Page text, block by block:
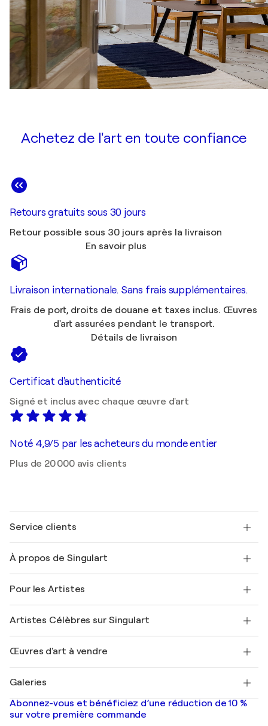
Achetez de l'art en toute confiance
Retours gratuits sous 30 jours
Retour possible sous 30 jours après la livraison
En savoir plus
Livraison internationale. Sans frais supplémentaires.
Frais de port, droits de douane et taxes inclus. Œuvres
d'art assurées pendant le transport.
Détails de livraison
Certificat d'authenticité
Signé et inclus avec chaque œuvre d'art
Noté 4,9/5 par les acheteurs du monde entier
Plus de 20 000 avis clients
Service clients
Expédition
Offrir une carte cadeau
Rejoignez notre programme commercial
Mon compte
+33 1 76 44 06 42
À propos de Singulart
FAQ
Magazine Singulart
Emplois
Découvrez une sélection d'art original
Pour les Artistes
Se connecter en tant qu'Artiste
Artistes Célèbres sur Singulart
Marc Chagall
Banksy
Mr. Brainwash
Shepard Fairey
Œuvres d'art à vendre
Tableaux abstraits à vendre
Peintures de paysage
Estampes
Galeries
Galeries d'art en France
Galeries d'art en Belgique
Abonnez-vous et bénéficiez d’une réduction de 10 %
sur votre première commande